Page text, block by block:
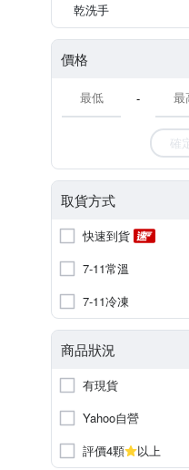
乾洗手
價格
-
確定
取貨方式
快速到貨
7-11常溫
7-11冷凍
商品狀況
有現貨
Yahoo自營
評價4顆
以上